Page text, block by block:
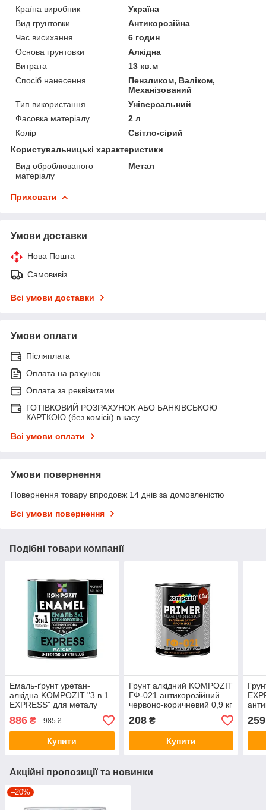
Країна виробник
Україна
Вид грунтовки
Антикорозійна
Час висихання
6 годин
Основа грунтовки
Алкідна
Витрата
13 кв.м
Спосіб нанесення
Пензликом, Валіком,
Механізований
Тип використання
Універсальний
Фасовка матеріалу
2 л
Колір
Світло-сірий
Користувальницькі характеристики
Вид оброблюваного
матеріалу
Метал
Приховати
Умови доставки
Нова Пошта
Самовивіз
Всі умови доставки
Умови оплати
Післяплата
Оплата на рахунок
Оплата за реквізитами
ГОТІВКОВИЙ РОЗРАХУНОК АБО БАНКІВСЬКОЮ
КАРТКОЮ (без комісії) в касу.
Всі умови оплати
Умови повернення
Повернення товару впродовж 14 днів за домовленістю
Всі умови повернення
Подібні товари компанії
Емаль-ґрунт уретан-
алкідна KOMPOZIT "3 в 1
EXPRESS" для металу
RAL9011 — чорний 2,8 кг
886 ₴ 985 ₴
Купити
Грунт алкідний KOMPOZIT
ГФ-021 антикорозійний
червоно-коричневий 0,9 кг
208₴
Купити
259
Акційні пропозиції та новинки
–20%